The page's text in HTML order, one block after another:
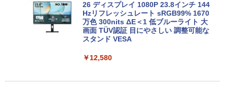
￥7,700
き 店長おまかせ 東芝 富士通 NEC DELL
26 ディスプレイ 1080P 23.8インチ 144
Hzリフレッシュレート sRGB99% 1670
万色 300nits ΔE＜1 低ブルーライト 大
画面 TÜV認証 目にやさしい 調整可能な
スタンド VESA
￥12,580